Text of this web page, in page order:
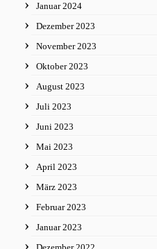
Januar 2024
Dezember 2023
November 2023
Oktober 2023
August 2023
Juli 2023
Juni 2023
Mai 2023
April 2023
März 2023
Februar 2023
Januar 2023